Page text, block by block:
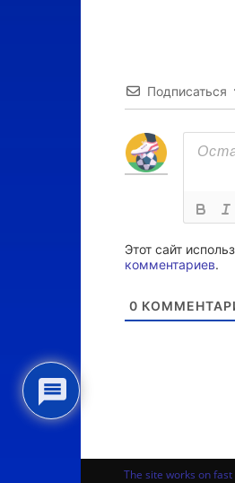
Подписаться
Этот сайт
комментариев.
0
The site works on fast